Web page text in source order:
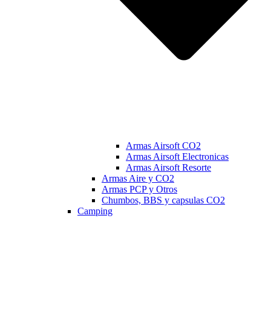
Armas Airsoft CO2
Armas Airsoft Electronicas
Armas Airsoft Resorte
Armas Aire y CO2
Armas PCP y Otros
Chumbos, BBS y capsulas CO2
Camping